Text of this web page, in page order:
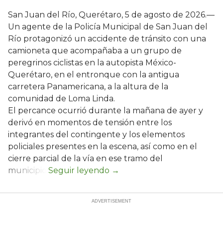
San Juan del Río, Querétaro, 5 de agosto de 2026.—
Un agente de la Policía Municipal de San Juan del
Río protagonizó un accidente de tránsito con una
camioneta que acompañaba a un grupo de
peregrinos ciclistas en la autopista México-
Querétaro, en el entronque con la antigua
carretera Panamericana, a la altura de la
comunidad de Loma Linda.
El percance ocurrió durante la mañana de ayer y
derivó en momentos de tensión entre los
integrantes del contingente y los elementos
policiales presentes en la escena, así como en el
cierre parcial de la vía en ese tramo del
municipio.